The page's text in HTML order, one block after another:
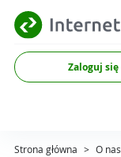
Zaloguj się
Strona główna > O nas